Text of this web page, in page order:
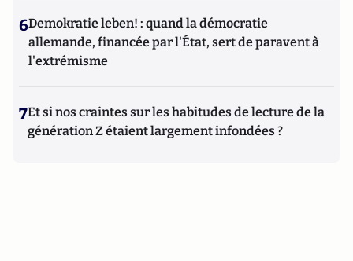
6Demokratie leben! : quand la démocratie
allemande, financée par l'État, sert de paravent à
l'extrémisme
7Et si nos craintes sur les habitudes de lecture de la
génération Z étaient largement infondées ?